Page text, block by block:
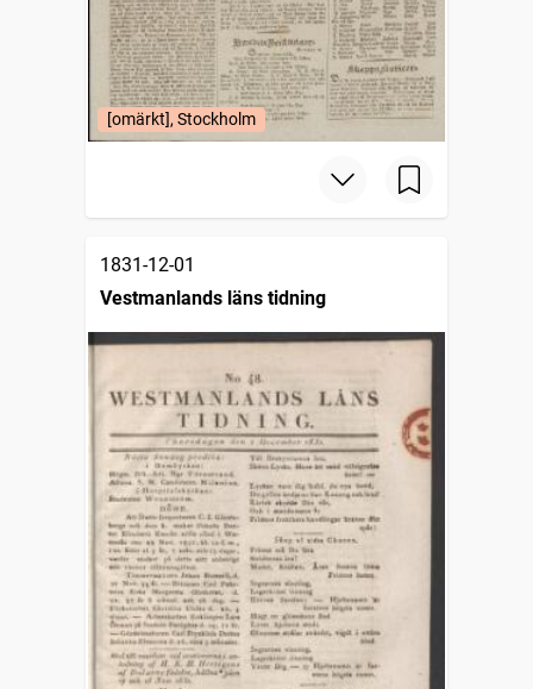
[omärkt], Stockholm
1831-12-01
Vestmanlands läns tidning